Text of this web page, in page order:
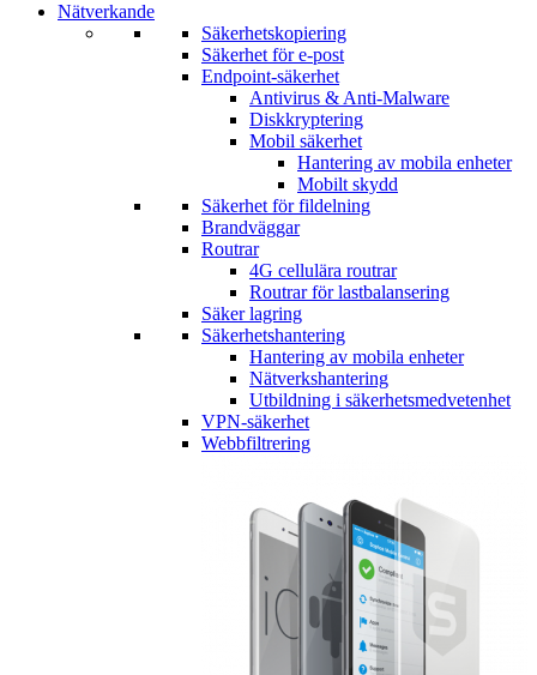
Nätverkande
Säkerhetskopiering
Säkerhet för e-post
Endpoint-säkerhet
Antivirus & Anti-Malware
Diskkryptering
Mobil säkerhet
Hantering av mobila enheter
Mobilt skydd
Säkerhet för fildelning
Brandväggar
Routrar
4G cellulära routrar
Routrar för lastbalansering
Säker lagring
Säkerhetshantering
Hantering av mobila enheter
Nätverkshantering
Utbildning i säkerhetsmedvetenhet
VPN-säkerhet
Webbfiltrering